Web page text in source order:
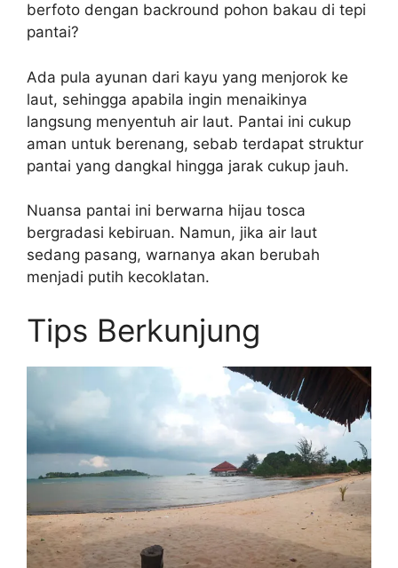
berfoto dengan backround pohon bakau di tepi
pantai?
Ada pula ayunan dari kayu yang menjorok ke
laut, sehingga apabila ingin menaikinya
langsung menyentuh air laut. Pantai ini cukup
aman untuk berenang, sebab terdapat struktur
pantai yang dangkal hingga jarak cukup jauh.
Nuansa pantai ini berwarna hijau tosca
bergradasi kebiruan. Namun, jika air laut
sedang pasang, warnanya akan berubah
menjadi putih kecoklatan.
Tips Berkunjung